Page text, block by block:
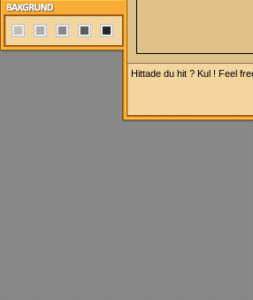
Hittade du hit ? Kul ! Feel